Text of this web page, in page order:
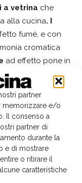
partner
memorizzare e/o
Il consenso a
partner di
durante la
e di mostrare
o ritirare il
caratteristiche
a vetrina che
alla cucina. I
fumé, e con
cromatica
ad effetto pone in
Extra.
legno